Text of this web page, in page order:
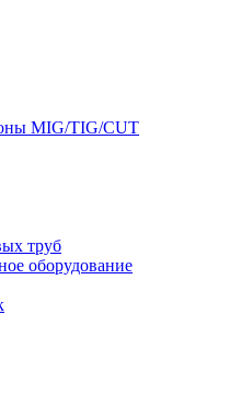
MIG/TIG/CUT
труб
оборудование